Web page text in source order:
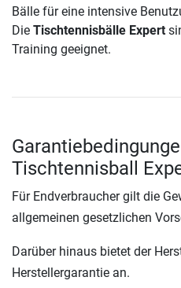
Bälle für eine intensive
Die Tischtennisbälle Expert
Training geeignet.
Tischtennisball
Für Endverbraucher gilt die
allgemeinen gesetzlichen
Darüber hinaus bietet der
Herstellergarantie an.